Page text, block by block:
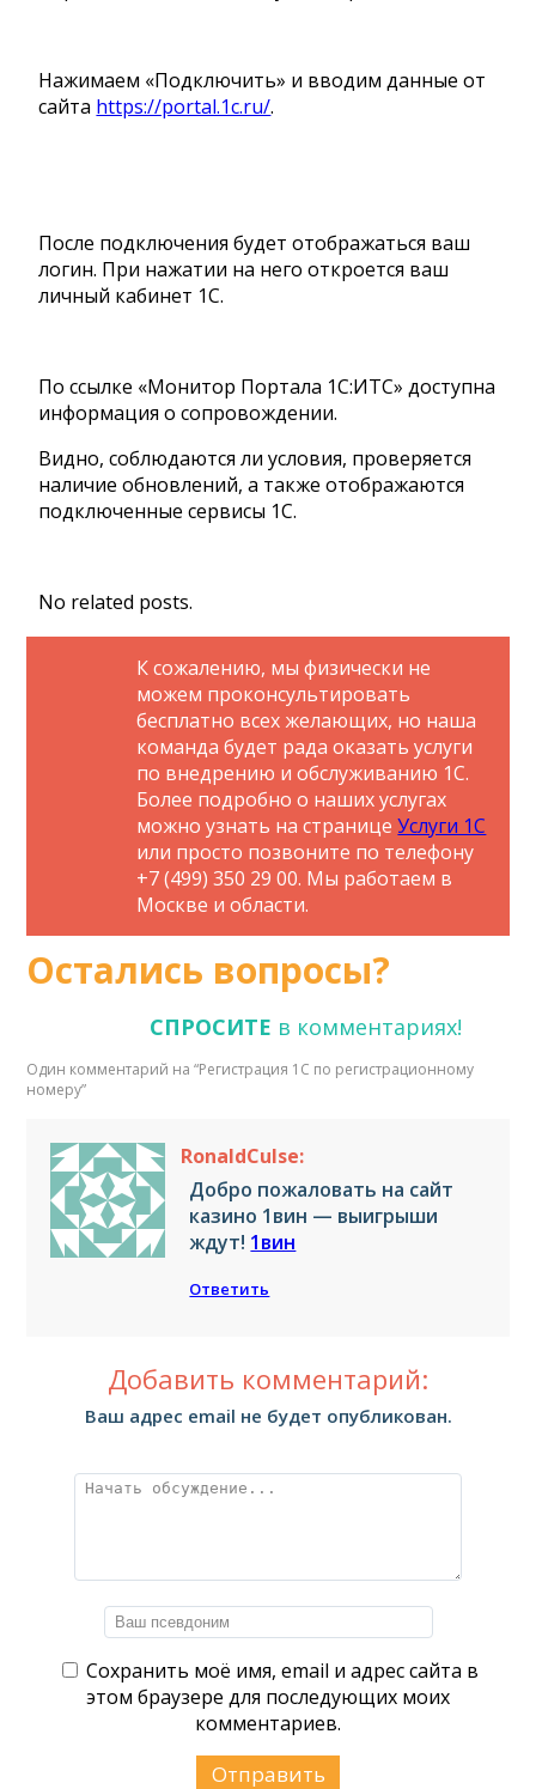
Нажимаем «Подключить» и вводим данные от
сайта https://portal.1c.ru/.
После подключения будет отображаться ваш
логин. При нажатии на него откроется ваш
личный кабинет 1С.
По ссылке «Монитор Портала 1С:ИТС» доступна
информация о сопровождении.
Видно, соблюдаются ли условия, проверяется
наличие обновлений, а также отображаются
подключенные сервисы 1С.
No related posts.
К сожалению, мы физически не
можем проконсультировать
бесплатно всех желающих, но наша
команда будет рада оказать услуги
по внедрению и обслуживанию 1С.
Более подробно о наших услугах
можно узнать на страницеУслуги 1С
или просто позвоните по телефону
+7 (499) 350 29 00. Мы работаем в
Москве и области.
Остались вопросы?
СПРОСИТЕ в комментариях!
Один комментарий на “Регистрация 1С по регистрационному
номеру”
RonaldCulse:
Добро пожаловать на сайт
казино 1вин — выигрыши
ждут! 1вин
Ответить
Добавить комментарий:
Ваш адрес email не будет опубликован.
Сохранить моё имя, email и адрес сайта в
этом браузере для последующих моих
комментариев.